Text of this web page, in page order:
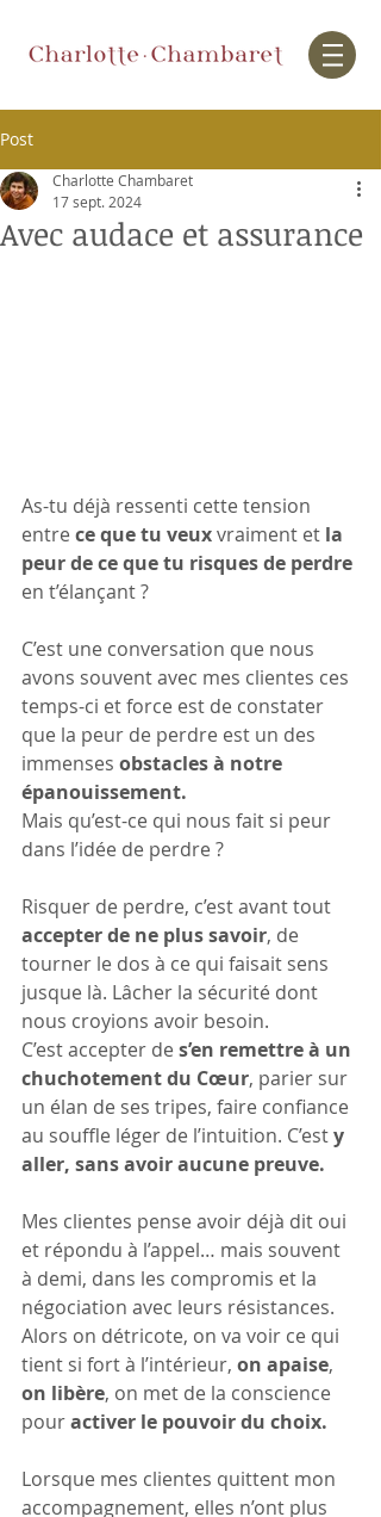
Post
Avec audace et assurance
Charlotte Chambaret
17 sept. 2024
As-tu déjà ressenti cette tension
entre ce que tu veux vraiment et la
peur de ce que tu risques de perdre
en t’élançant ?
C’est une conversation que nous
avons souvent avec mes clientes ces
temps-ci et force est de constater
que la peur de perdre est un des
immenses obstacles à notre
épanouissement.
Mais qu’est-ce qui nous fait si peur
dans l’idée de perdre ?
Risquer de perdre, c’est avant tout
accepter de ne plus savoir, de
tourner le dos à ce qui faisait sens
jusque là. Lâcher la sécurité dont
nous croyions avoir besoin.
C’est accepter de s’en remettre à un
chuchotement du Cœur, parier sur
un élan de ses tripes, faire confiance
au souffle léger de l’intuition. C’est y
aller, sans avoir aucune preuve.
Mes clientes pense avoir déjà dit oui
et répondu à l’appel… mais souvent
à demi, dans les compromis et la
négociation avec leurs résistances.
Alors on détricote, on va voir ce qui
tient si fort à l’intérieur, on apaise,
on libère, on met de la conscience
pour activer le pouvoir du choix.
Lorsque mes clientes quittent mon
accompagnement, elles n’ont plus